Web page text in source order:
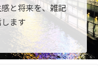
と将来を、雑記
ます